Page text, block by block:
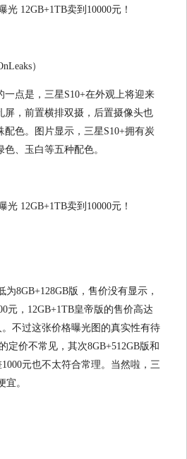
）
点是，三星S10+在外观上将迎来
屏，前置横排双摄，后置摄像头也
色。图片显示，三星S10+拥有炭
、玉白等五种配色。
为8GB+128GB版，售价没有显示，
元，12GB+1TB皇帝版的售价高达
。不过这张价格曝光图的真实性有待
定价不常见，其次8GB+512GB版和
元也不太符合常理。当然啦，三
宜。